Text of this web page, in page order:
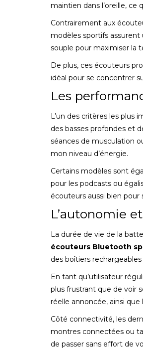
maintien dans l’oreille,
Contrairement aux
modèles sportifs
souple pour maximiser la
De plus, ces écouteurs
idéal pour se concentrer
Les
L’un des critères les plus
des basses profondes et
séances de musculation
mon niveau d’énergie.
Certains modèles sont
pour les podcasts ou
écouteurs aussi bien pour
L’autonomie
La durée de vie de la
écouteurs Bluetooth
des boîtiers
En tant qu’utilisateur
plus frustrant que de voir
réelle annoncée, ainsi
Côté connectivité, les
montres connectées ou
de passer sans effort de